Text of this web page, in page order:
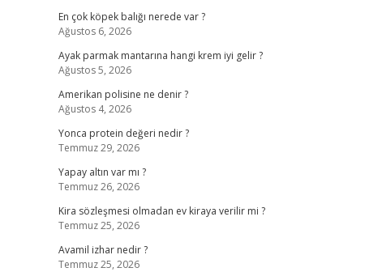
En çok köpek balığı nerede var ?
Ağustos 6, 2026
Ayak parmak mantarına hangi krem iyi gelir ?
Ağustos 5, 2026
Amerikan polisine ne denir ?
Ağustos 4, 2026
Yonca protein değeri nedir ?
Temmuz 29, 2026
Yapay altın var mı ?
Temmuz 26, 2026
Kira sözleşmesi olmadan ev kiraya verilir mi ?
Temmuz 25, 2026
Avamil izhar nedir ?
Temmuz 25, 2026